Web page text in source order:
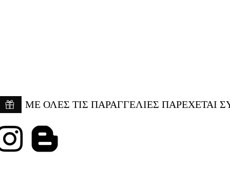
ME ΟΛΕΣ ΤΙΣ ΠΑΡΑΓΓΕΛΙΕΣ ΠΑΡΕΧΕΤΑΙ